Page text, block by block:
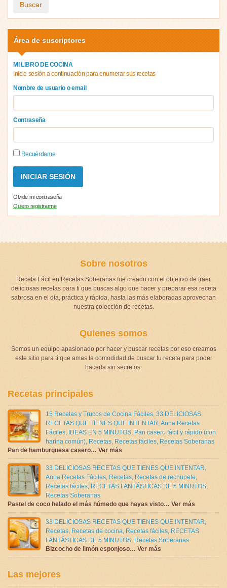
Buscar
Área de suscriptores
MI LIBRO DE COCINA
Inicie sesión a continuación para enumerar sus recetas
Nombre de usuario o email
Contraseña
Recuérdame
Olvide mi contraseña
Quiero registrarme
Sobre nosotros
Receta Fácil en Recetas Soberanas fue creado con el objetivo de traer
deliciosas recetas para ti que buscas algo que hacer y preparar esa receta
sabrosa en el día, práctica y rápida, hasta las más elaboradas aprovechan
nuestra colección de recetas.
Quienes somos
Somos un equipo apasionado por hacer y buscar recetas por eso creamos
este sitio para ti que amas la comodidad de buscar tu receta para poder
hacerla sin secretos.
Recetas principales
15 Recetas y Trucos de Cocina Fáciles, 33 DELICIOSAS
RECETAS QUE TIENES QUE INTENTAR,Anna Recetas
Fáciles, IDEAS EN 5 MINUTOS, Pan casero fácil y rápido (con
harina común), Recetas, Recetas fáciles, Recetas Soberanas
Pan de hamburguesa casero… Ver más
33 DELICIOSAS RECETAS QUE TIENES QUE INTENTAR,
Anna Recetas Fáciles, Recetas, Recetas de rechupete,
Recetas fáciles, RECETAS FANTÁSTICAS DE 5 MINUTOS,
Recetas Soberanas
Pastel de coco helado el más húmedo que hayas visto… Ver más
33 DELICIOSAS RECETAS QUE TIENES QUE INTENTAR,
Recetas, Recetas de cocina, Recetas fáciles, RECETAS
FANTÁSTICAS DE 5 MINUTOS, Recetas Soberanas
Bizcocho de limón esponjoso… Ver más
Las mejores